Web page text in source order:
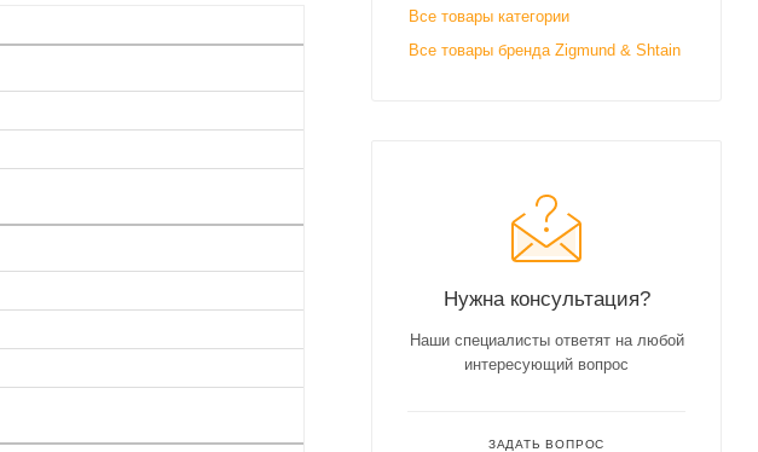
Все товары категории
Все товары бренда Zigmund & Shtain
Нужна консультация?
Наши специалисты ответят на любой
интересующий вопрос
ЗАДАТЬ ВОПРОС